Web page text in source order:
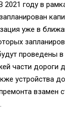
году в
уже в
проведены
части дороги
устройства
взамен